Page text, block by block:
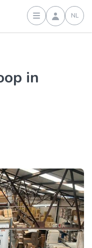
Inloggen
NL